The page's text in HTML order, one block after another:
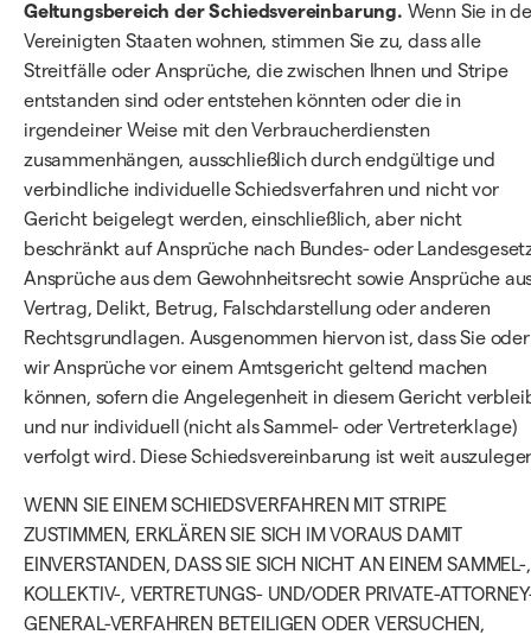
Geltungsbereich der Schiedsvereinbarung. Wenn Sie in
Vereinigten Staaten wohnen, stimmen Sie zu, dass alle
Streitfälle oder Ansprüche, die zwischen Ihnen und Stripe
entstanden sind oder entstehen könnten oder die in
irgendeiner Weise mit den Verbraucherdiensten
zusammenhängen, ausschließlich durch endgültige und
verbindliche individuelle Schiedsverfahren und nicht vor
Gericht beigelegt werden, einschließlich, aber nicht
beschränkt auf Ansprüche nach Bundes- oder
Ansprüche aus dem Gewohnheitsrecht sowie Ansprüche
Vertrag, Delikt, Betrug, Falschdarstellung oder anderen
Rechtsgrundlagen. Ausgenommen hiervon ist, dass Sie oder
wir Ansprüche vor einem Amtsgericht geltend machen
können, sofern die Angelegenheit in diesem Gericht
und nur individuell (nicht als Sammel- oder Vertreterklage)
verfolgt wird. Diese Schiedsvereinbarung ist weit
WENN SIE EINEM SCHIEDSVERFAHREN MIT STRIPE
ZUSTIMMEN, ERKLÄREN SIE SICH IM VORAUS DAMIT
EINVERSTANDEN, DASS SIE SICH NICHT AN EINEM SAMMEL-,
KOLLEKTIV-, VERTRETUNGS- UND/ODER PRIVATE-
GENERAL-VERFAHREN BETEILIGEN ODER VERSUCHEN,